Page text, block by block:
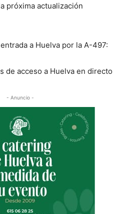
próxima actualización
a Huelva por la A-497:
- Anuncio -